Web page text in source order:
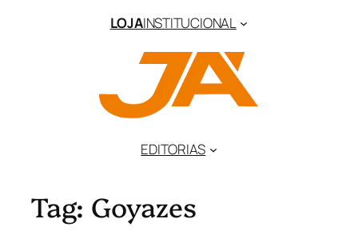
LOJAINSTITUCIONAL
EDITORIAS
Tag: Goyazes